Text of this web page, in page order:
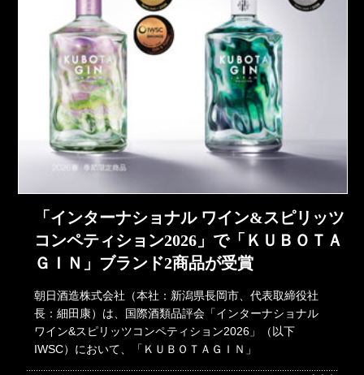
「インターナショナル ワイン&スピリッツ
コンペティション2026」で「ＫＵＢＯＴＡ
ＧＩＮ」ブランド2商品が受賞
朝日酒造株式会社（本社：新潟県長岡市、代表取締役社
長：細田康）は、国際酒類品評会「インターナショナル
ワイン&スピリッツコンペティション2026」（以下
IWSC）において、「ＫＵＢＯＴＡＧＩＮ」